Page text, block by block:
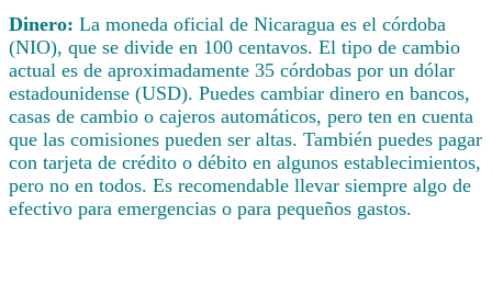
Dinero: La moneda oficial de Nicaragua es el córdoba
(NIO), que se divide en 100 centavos. El tipo de cambio
actual es de aproximadamente 35 córdobas por un dólar
estadounidense (USD). Puedes cambiar dinero en bancos,
casas de cambio o cajeros automáticos, pero ten en cuenta
que las comisiones pueden ser altas. También puedes pagar
con tarjeta de crédito o débito en algunos establecimientos,
pero no en todos. Es recomendable llevar siempre algo de
efectivo para emergencias o para pequeños gastos.